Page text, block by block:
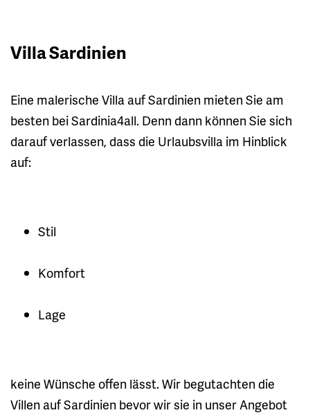
Villa Sardinien
Eine malerische Villa auf Sardinien mieten Sie am
besten bei Sardinia4all. Denn dann können Sie sich
darauf verlassen, dass die Urlaubsvilla im Hinblick
auf:
Stil
Komfort
Lage
keine Wünsche offen lässt. Wir begutachten die
Villen auf Sardinien bevor wir sie in unser Angebot